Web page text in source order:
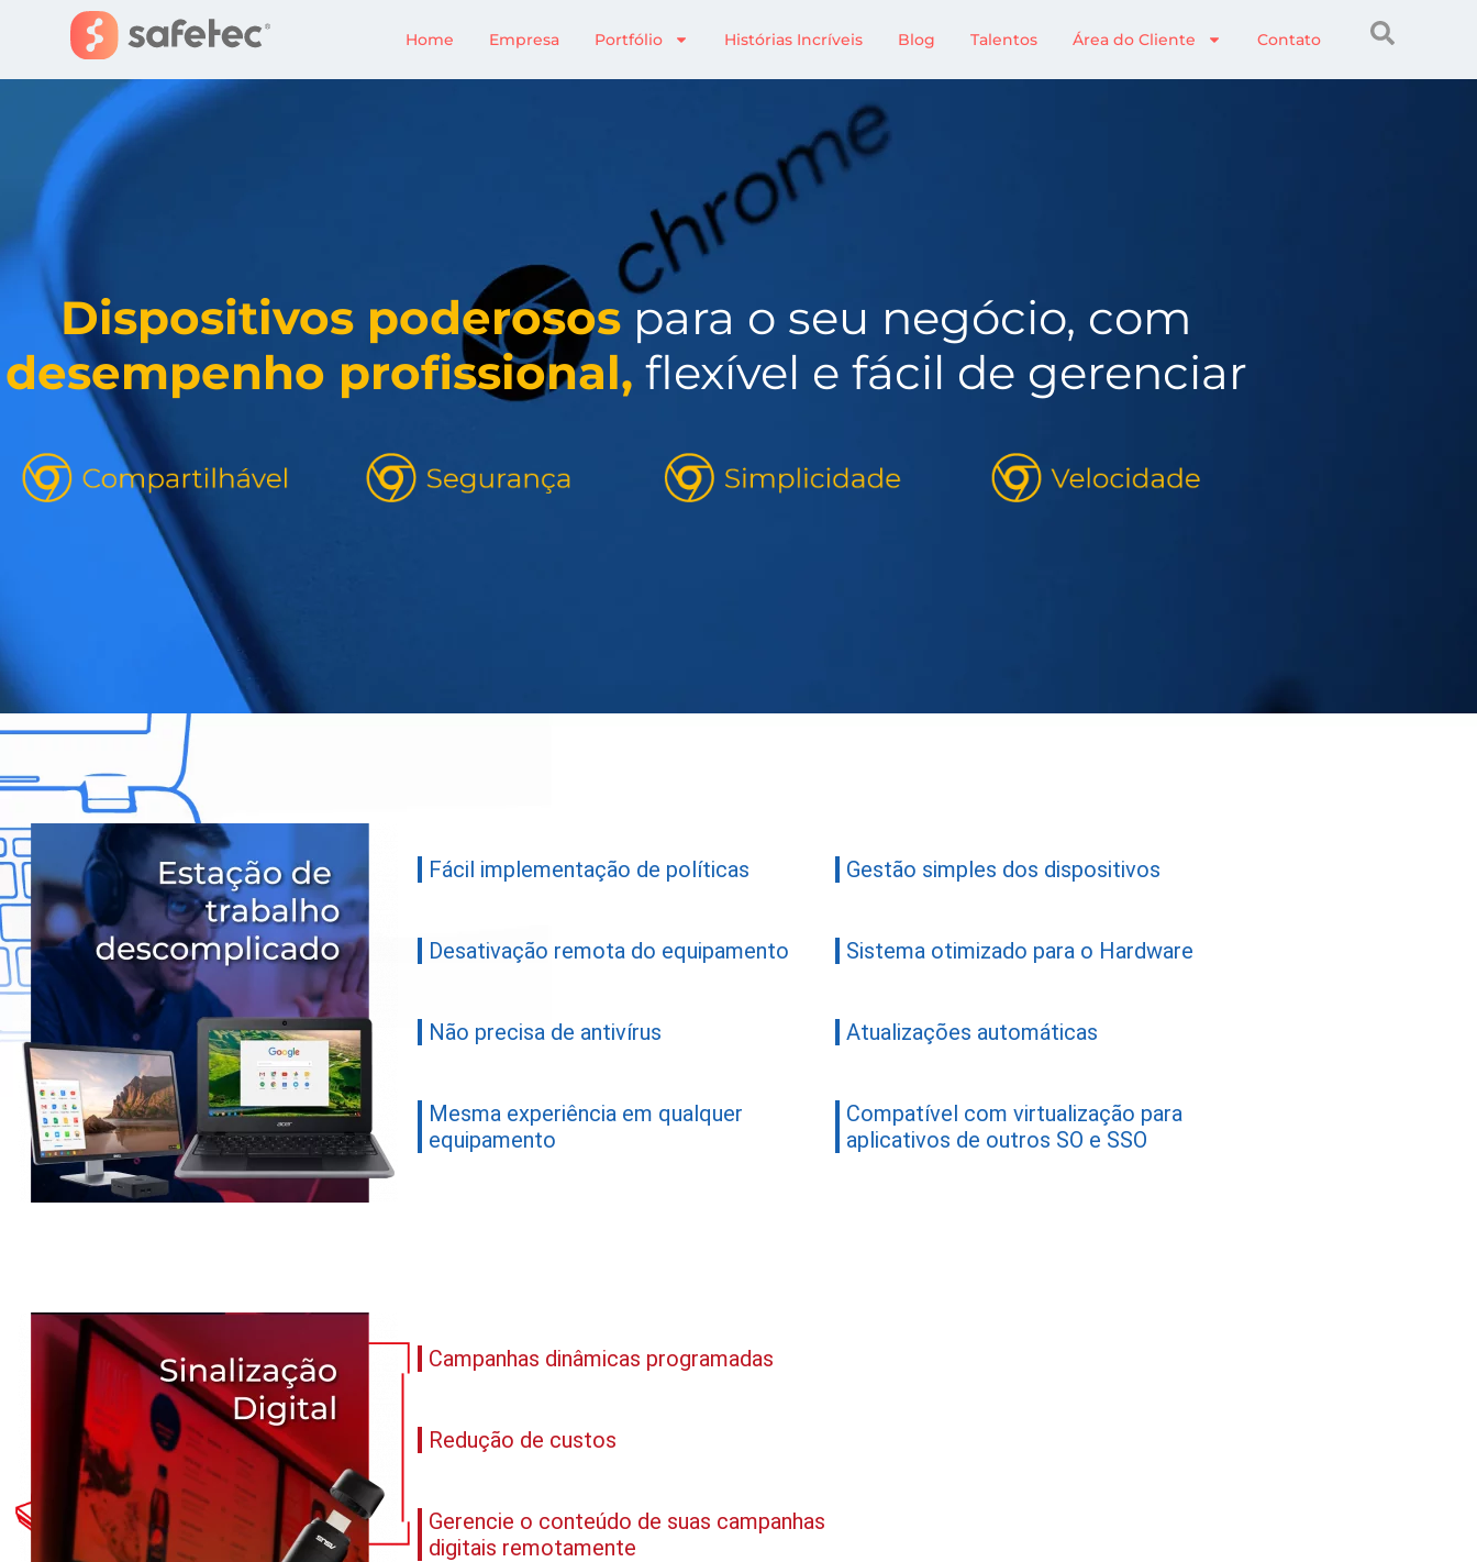
Home Empresa Portfólio Histórias Incríveis Blog Talentos Área do Cliente Contato
Dispositivos poderosos para o seu negócio, com
desempenho profissional, flexível e fácil de gerenciar
Fácil implementação de políticas
Desativação remota do equipamento
Não precisa de antivírus
Mesma experiência em qualquer
equipamento
Gestão simples dos dispositivos
Sistema otimizado para o Hardware
Atualizações automáticas
Compatível com virtualização para
aplicativos de outros SO e SSO
Campanhas dinâmicas programadas
Redução de custos
Gerencie o conteúdo de suas campanhas
digitais remotamente